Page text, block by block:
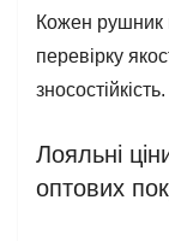
Кожен рушник
перевірку
зносостійкість.
Лояльні
оптових